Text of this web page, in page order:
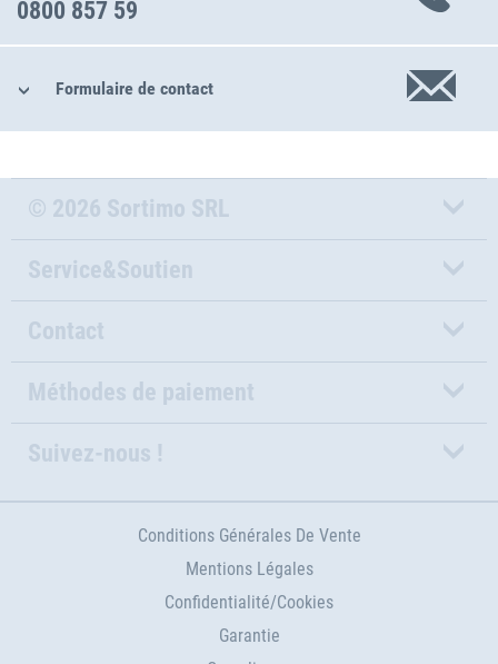
0800 857 59
Formulaire de contact
© 2026 Sortimo SRL
Service&Soutien
Contact
Méthodes de paiement
Suivez-nous !
Conditions Générales De Vente
Mentions Légales
Confidentialité/Cookies
Garantie